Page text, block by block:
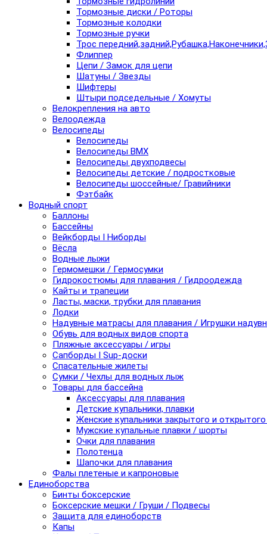
Тормозные диски / Роторы
Тормозные колодки
Тормозные ручки
Трос
Флиппер
Цепи / Замок для цепи
Шатуны / Звезды
Шифтеры
Штыри подседельные / Хомуты
Велокрепления на авто
Велоодежда
Велосипеды
Велосипеды
Велосипеды BMX
Велосипеды двухподвесы
Велосипеды детские / подростковые
Велосипеды шоссейные/ Гравийники
Фэтбайк
Водный спорт
Баллоны
Бассейны
Вейкборды I Ниборды
Вёсла
Водные лыжи
Гермомешки / Гермосумки
Гидрокостюмы для плавания / Гидроодежда
Кайты и трапеции
Ласты, маски, трубки для плавания
Лодки
Надувные матрасы для плавания / Игрушки
Обувь для водных видов спорта
Пляжные аксессуары / игры
Сапборды I Sup-доски
Спасательные жилеты
Сумки / Чехлы для водных лыж
Товары для бассейна
Аксессуары для плавания
Детские купальники, плавки
Женские купальники закрытого и
Мужские купальные плавки / шорты
Очки для плавания
Полотенца
Шапочки для плавания
Фалы плетеные и капроновые
Единоборства
Бинты боксерские
Боксерские мешки / Груши / Подвесы
Защита для единоборств
Капы